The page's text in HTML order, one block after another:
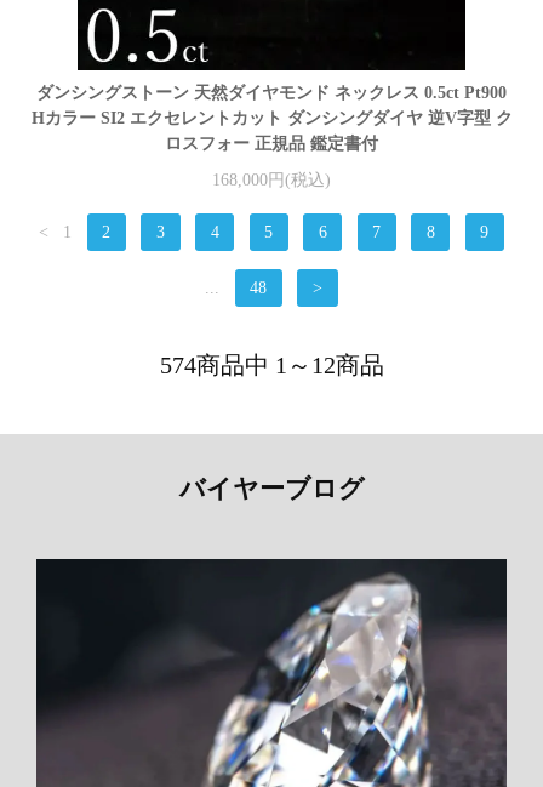
ダンシングストーン 天然ダイヤモンド ネックレス 0.5ct Pt900
Hカラー SI2 エクセレントカット ダンシングダイヤ 逆V字型 ク
ロスフォー 正規品 鑑定書付
168,000円(税込)
< 1 2 3 4 5 6 7 8 9
... 48 >
574商品中 1～12商品
バイヤーブログ